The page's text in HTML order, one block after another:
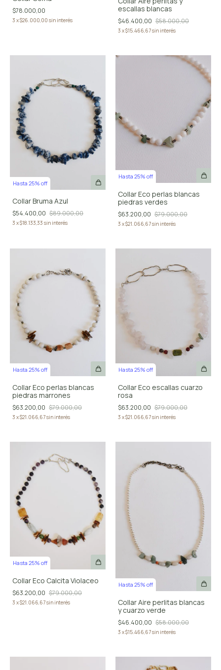
$78.000,00
3 x$26.000,00 sin interés
escallas blancas
$46.400,00 $58.000,00
3 x$15.466,67sin interés
Hasta 25% off
Collar Bruma Azul
$54.400,00 $89.000,00
3 x$18.133,33 sin interés
Hasta 25% off
Collar Eco perlas blancas
piedras verdes
$63.200,00 $79.000,00
3 x$21.066,67sin interés
Hasta 25% off
Collar Eco perlas blancas
piedras marrones
$63.200,00 $79.000,00
3 x$21.066,67sin interés
Hasta 25% off
Collar Eco escallas cuarzo
rosa
$63.200,00 $79.000,00
3 x$21.066,67sin interés
Hasta 25% off
Collar Eco Calcita Violaceo
$63.200,00 $79.000,00
3 x$21.066,67sin interés
Hasta 25% off
Collar Aire perlitas blancas
y cuarzo verde
$46.400,00 $58.000,00
3 x$15.466,67sin interés